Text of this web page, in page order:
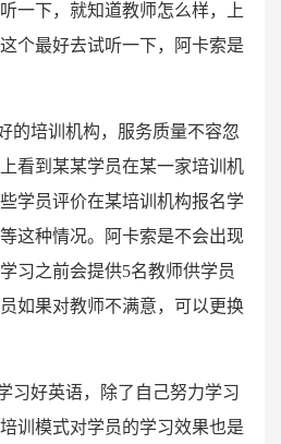
一下，就知道教师怎么样，上
个最好去试听一下，阿卡索是
的培训机构，服务质量不容忽
看到某某学员在某一家培训机
学员评价在某培训机构报名学
这种情况。阿卡索是不会出现
习之前会提供5名教师供学员
如果对教师不满意，可以更换
习好英语，除了自己努力学习
训模式对学员的学习效果也是